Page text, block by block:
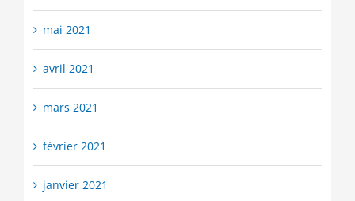
mai 2021
avril 2021
mars 2021
février 2021
janvier 2021